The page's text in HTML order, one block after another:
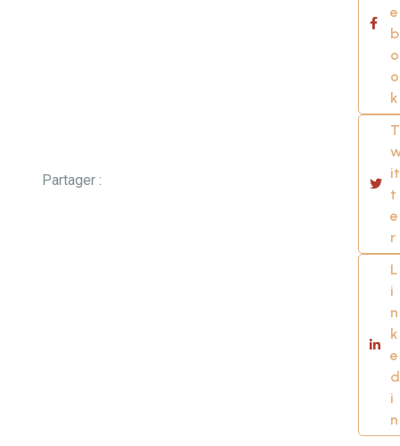
Partager :
e
b
o
o
k
T
it
t
e
r
L
i
n
k
e
d
i
n